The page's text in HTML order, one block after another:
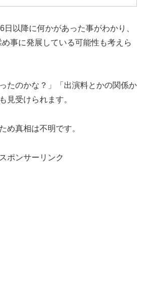
日以降に何かがあった事がわかり、
事に発展している可能性も考えら
たのかな？」「出演料とかの関係か
見受けられます。
め真相は不明です。
スポンサーリンク